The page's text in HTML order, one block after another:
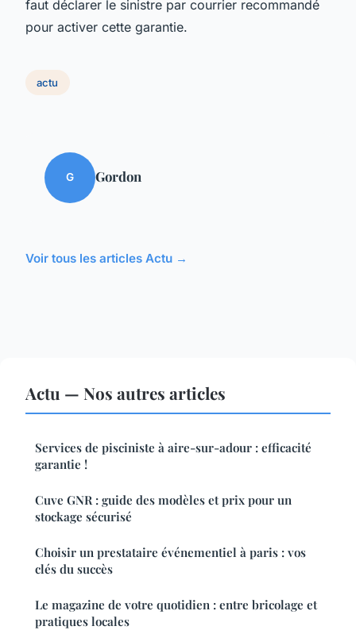
faut déclarer le sinistre par courrier recommandé
pour activer cette garantie.
actu
G Gordon
Voir tous les articles Actu →
Actu — Nos autres articles
Services de pisciniste à aire-sur-adour : efficacité
garantie !
Cuve GNR : guide des modèles et prix pour un
stockage sécurisé
Choisir un prestataire événementiel à paris : vos
clés du succès
Le magazine de votre quotidien : entre bricolage et
pratiques locales